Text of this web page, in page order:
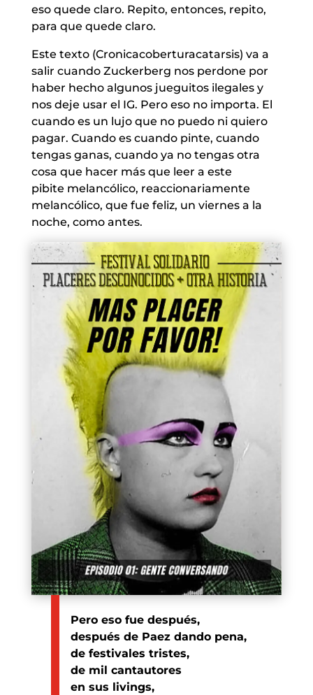
eso quede claro. Repito, entonces, repito,
para que quede claro.
Este texto (Cronicacoberturacatarsis) va a
salir cuando Zuckerberg nos perdone por
haber hecho algunos jueguitos ilegales y
nos deje usar el IG. Pero eso no importa. El
cuando es un lujo que no puedo ni quiero
pagar. Cuando es cuando pinte, cuando
tengas ganas, cuando ya no tengas otra
cosa que hacer más que leer a este
pibite melancólico, reaccionariamente
melancólico, que fue feliz, un viernes a la
noche, como antes.
Pero eso fue después,
después de Paez dando pena,
de festivales tristes,
de mil cantautores
en sus livings,